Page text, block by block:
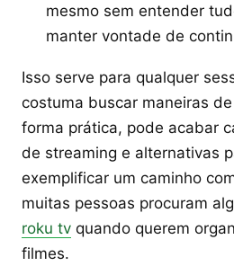
mesmo sem entender
manter vontade de
Isso serve para qualquer
costuma buscar maneiras
forma prática, pode acabar
de streaming e alternativas
exemplificar um caminho
muitas pessoas procuram
roku tv quando querem
filmes.